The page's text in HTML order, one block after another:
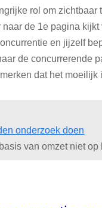
rol om zichtbaar
de 1e pagina
en jijzelf
de concurrerende
dat het moeilijk
onderzoek doen
van omzet niet op